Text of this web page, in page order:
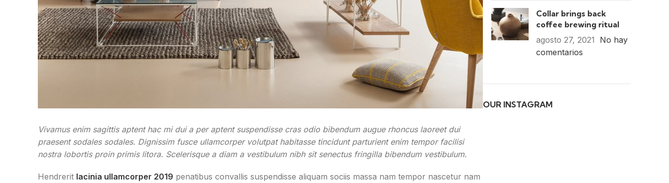
Vivamus enim sagittis aptent hac mi dui a per aptent suspendisse cras odio bibendum augue rhoncus laoreet dui
praesent sodales sodales. Dignissim fusce ullamcorper volutpat habitasse tincidunt parturient enim tempor facilisi
nostra lobortis proin primis litora. Scelerisque a diam a vestibulum nibh sit senectus fringilla bibendum vestibulum.
Hendrerit lacinia ullamcorper 2019 penatibus convallis suspendisse aliquam sociis massa nam tempor nascetur nam
Collar brings back
coffee brewing ritual
agosto 27, 2021
No hay
comentarios
OUR INSTAGRAM